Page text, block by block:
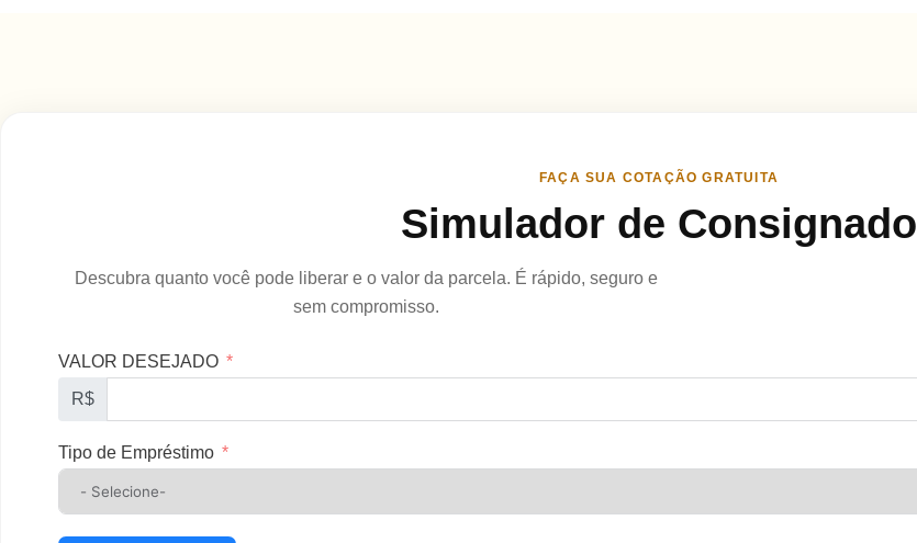
FAÇA SUA COTAÇÃO GRATUITA
Simulador de Consignado
Descubra quanto você pode liberar e o valor da parcela. É rápido, seguro e
sem compromisso.
VALOR DESEJADO
R$
Tipo de Empréstimo